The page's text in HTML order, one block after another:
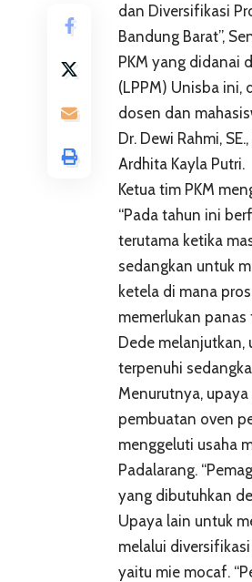
dan Diversifikasi
Bandung Barat”,
PKM yang didanai
(LPPM) Unisba ini,
dosen dan
Dr. Dewi Rahmi,
Ardhita Kayla Putri.
Ketua tim PKM
“Pada tahun ini
terutama ketika
sedangkan untuk
ketela di mana
memerlukan panas
Dede
terpenuhi
Menurutnya,
pembuatan oven
menggeluti usaha
Padalarang.
yang dibutuhkan
Upaya lain untuk
melalui
yaitu mie mocaf.